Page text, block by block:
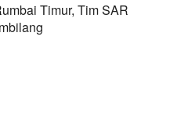
Timur, Tim SAR